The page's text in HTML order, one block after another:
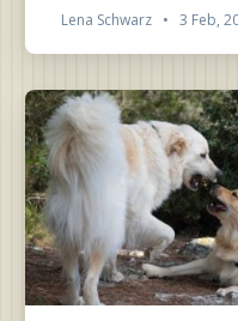
Lena Schwarz • 3 Feb,